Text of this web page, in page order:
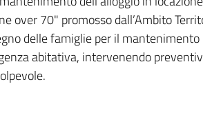
over 70" promosso dall’Ambito
delle famiglie per il mantenimento
abitativa, intervenendo